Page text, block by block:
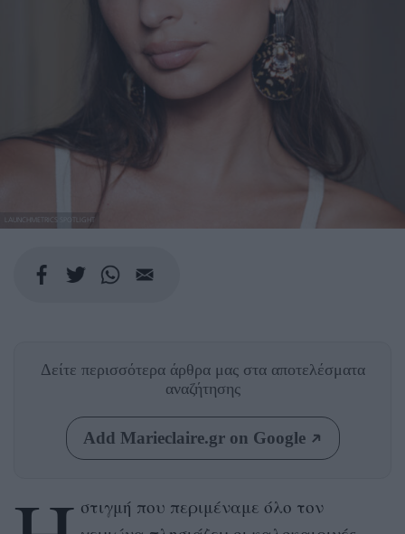
LAUNCHMETRICS SPOTLIGHT
Δείτε περισσότερα άρθρα μας στα αποτελέσματα
αναζήτησης
Add Marieclaire.gr on Google
στιγμή που περιμέναμε όλο τον